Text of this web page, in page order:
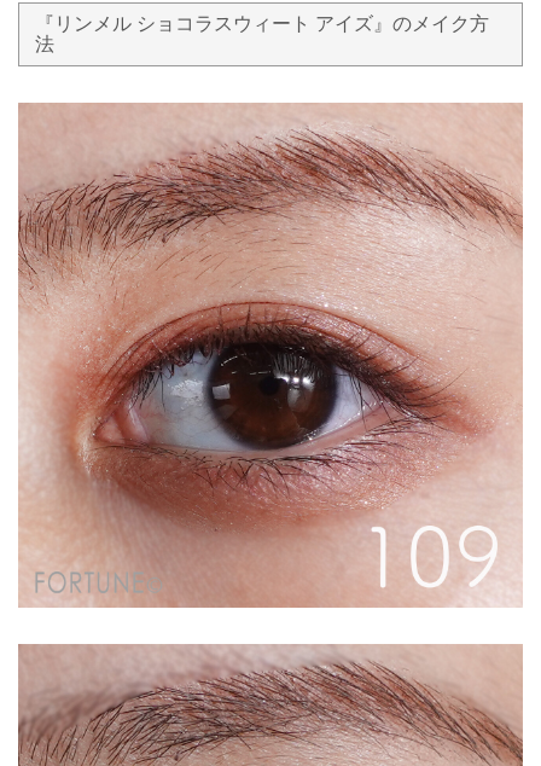
『リンメル ショコラスウィート アイズ』のメイク方
法